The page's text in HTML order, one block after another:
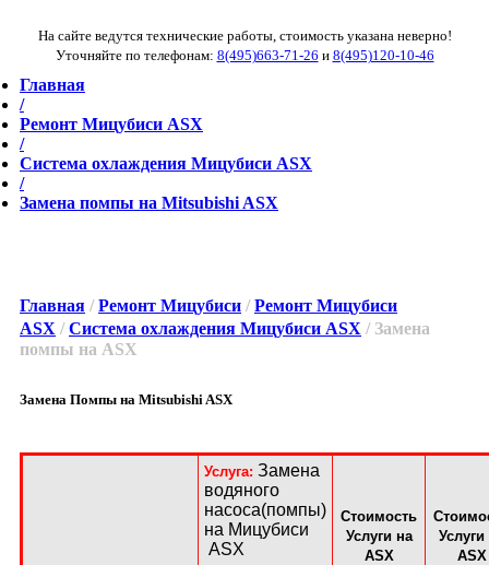
На сайте ведутся технические работы, стоимость указана неверно!
Уточняйте по телефонам: 8(495)663-71-26 и 8(495)120-10-46
Главная
/
Ремонт Мицубиси ASX
/
Система охлаждения Мицубиси ASX
/
Замена помпы на Mitsubishi ASX
Главная / Ремонт Мицубиси / Ремонт Мицубиси
ASX / Система охлаждения Мицубиси ASX / Замена
помпы на ASX
Замена Помпы на Mitsubishi ASX
Услуга: Замена
водяного
насоса(помпы)
на Мицубиси
ASX
Стоимость
Услуги на
ASX
Услуги
ASX